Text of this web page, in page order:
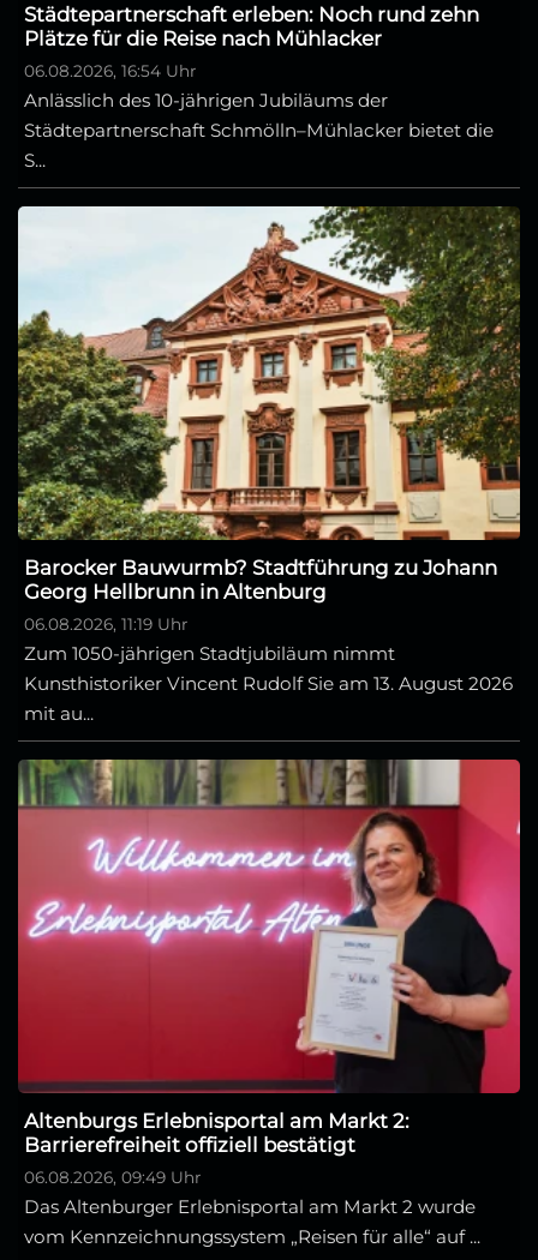
Städtepartnerschaft erleben: Noch rund zehn
Plätze für die Reise nach Mühlacker
06.08.2026, 16:54 Uhr
Anlässlich des 10-jährigen Jubiläums der
Städtepartnerschaft Schmölln–Mühlacker bietet die
S...
Barocker Bauwurmb? Stadtführung zu Johann
Georg Hellbrunn in Altenburg
06.08.2026, 11:19 Uhr
Zum 1050-jährigen Stadtjubiläum nimmt
Kunsthistoriker Vincent Rudolf Sie am 13. August 2026
mit au...
Altenburgs Erlebnisportal am Markt 2:
Barrierefreiheit offiziell bestätigt
06.08.2026, 09:49 Uhr
Das Altenburger Erlebnisportal am Markt 2 wurde
vom Kennzeichnungssystem „Reisen für alle“ auf ...